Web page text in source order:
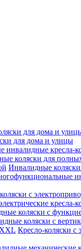
для дома и
для дома и улицы
инвалидные кресла-
коляски для
Инвалидные
с
кресла-
коляски с
коляски с
Кресло-коляски